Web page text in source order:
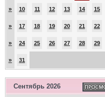
» 10 11 12 13 14 15
» 17 18 19 20 21 22
» 24 25 26 27 28 29
» 31
Сентябрь 2026